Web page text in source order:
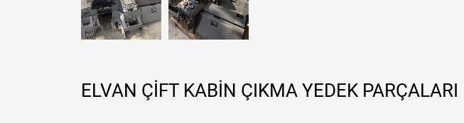
ELVAN ÇİFT KABİN ÇIKMA YEDEK PARÇALARI